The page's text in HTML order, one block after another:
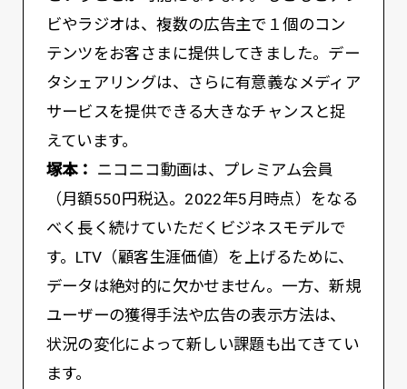
ビやラジオは、複数の広告主で１個のコン
テンツをお客さまに提供してきました。デー
タシェアリングは、さらに有意義なメディア
サービスを提供できる大きなチャンスと捉
えています。
塚本： ニコニコ動画は、プレミアム会員
（月額550円税込。2022年5月時点）をなる
べく長く続けていただくビジネスモデルで
す。LTV（顧客生涯価値）を上げるために、
データは絶対的に欠かせません。一方、新規
ユーザーの獲得手法や広告の表示方法は、
状況の変化によって新しい課題も出てきてい
ます。